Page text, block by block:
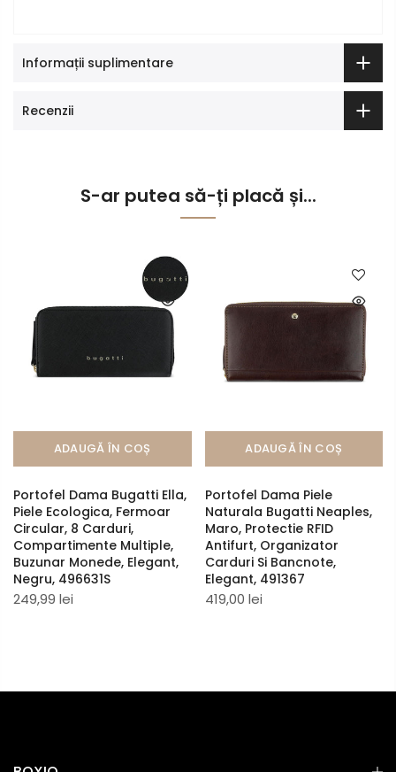
Informații suplimentare
Recenzii
S-ar putea să-ți placă și...
ADAUGĂ ÎN COȘ
Portofel Dama Bugatti Ella,
Piele Ecologica, Fermoar
Circular, 8 Carduri,
Compartimente Multiple,
Buzunar Monede, Elegant,
Negru, 496631S
249,99 lei
ADAUGĂ ÎN COȘ
Portofel Dama Piele
Naturala Bugatti Neaples,
Maro, Protectie RFID
Antifurt, Organizator
Carduri Si Bancnote,
Elegant, 491367
419,00 lei